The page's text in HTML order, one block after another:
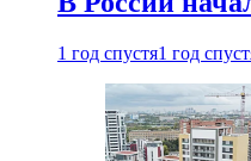
1 год спустя1 год